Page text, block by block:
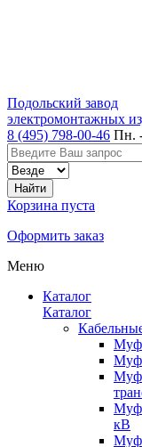
Подольский завод
электромонтажных
8 (495) 798-00-46 Пн.
Корзина пуста
Оформить заказ
Меню
Каталог
Каталог
кВ